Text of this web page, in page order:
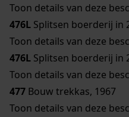
Toon details van deze
476L Splitsen boerderij in
Toon details van deze
476L Splitsen boerderij in
Toon details van deze
477 Bouw trekkas, 1967
Toon details van deze